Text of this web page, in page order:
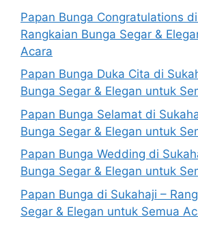
Papan Bunga Congratulations
Rangkaian Bunga Segar &
Acara
Papan Bunga Duka Cita di
Bunga Segar & Elegan untuk
Papan Bunga Selamat di
Bunga Segar & Elegan untuk
Papan Bunga Wedding di
Bunga Segar & Elegan untuk
Papan Bunga di Sukahaji –
Segar & Elegan untuk Semua